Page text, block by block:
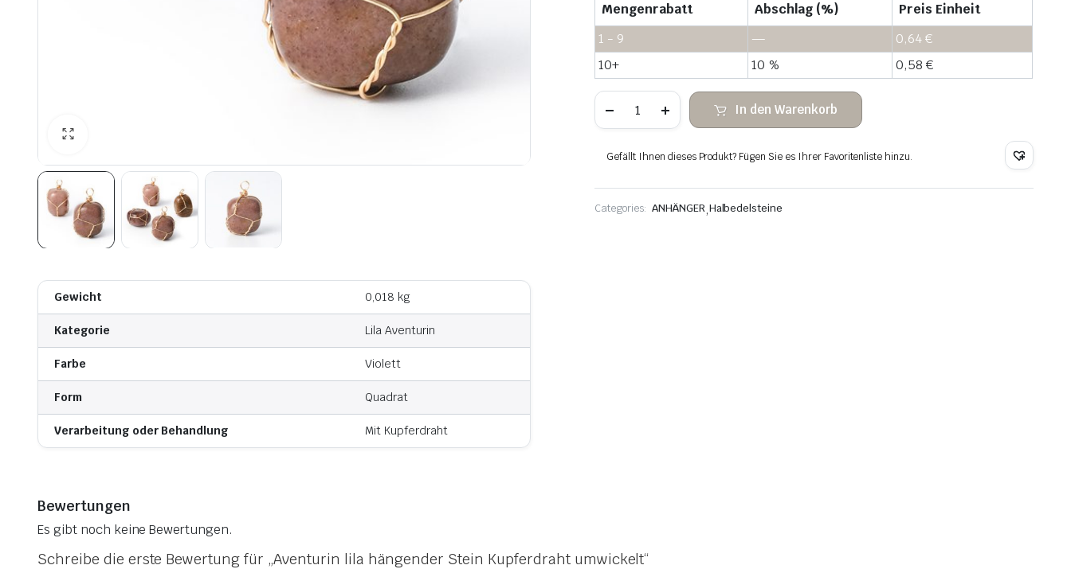
Gewicht 0,018 kg
Kategorie Lila Aventurin
Farbe Violett
Form Quadrat
Verarbeitung oder Behandlung Mit Kupferdraht
Mengenrabatt Abschlag (%)
Preis Einheit
1 - 9
— 0,64€
10+
10 % 0,58€
hängender
Kupferdraht
In den Warenkorb
Gefällt Ihnen dieses Produkt? Fügen Sie es Ihrer Favoritenliste hinzu.
Categories: ANHÄNGER,Halbedelsteine
Bewertungen
Es gibt noch keine Bewertungen.
Schreibe die erste Bewertung für „Aventurin lila hängender Stein Kupferdraht umwickelt“